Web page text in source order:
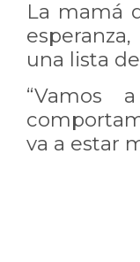
La mamá
una lista
“Vamos
va a estar